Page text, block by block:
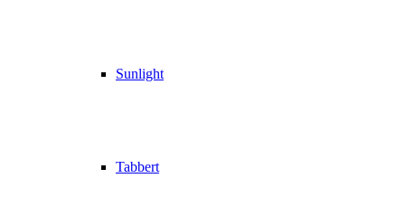
Sunlight
Tabbert